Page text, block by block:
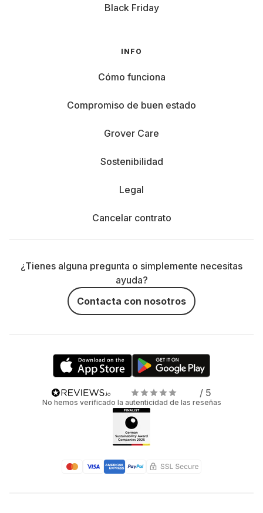
Black Friday
INFO
Cómo funciona
Compromiso de buen estado
Grover Care
Sostenibilidad
Legal
Cancelar contrato
¿Tienes alguna pregunta o simplemente necesitas
ayuda?
Contacta con nosotros
/ 5
No hemos verificado la autenticidad de las reseñas